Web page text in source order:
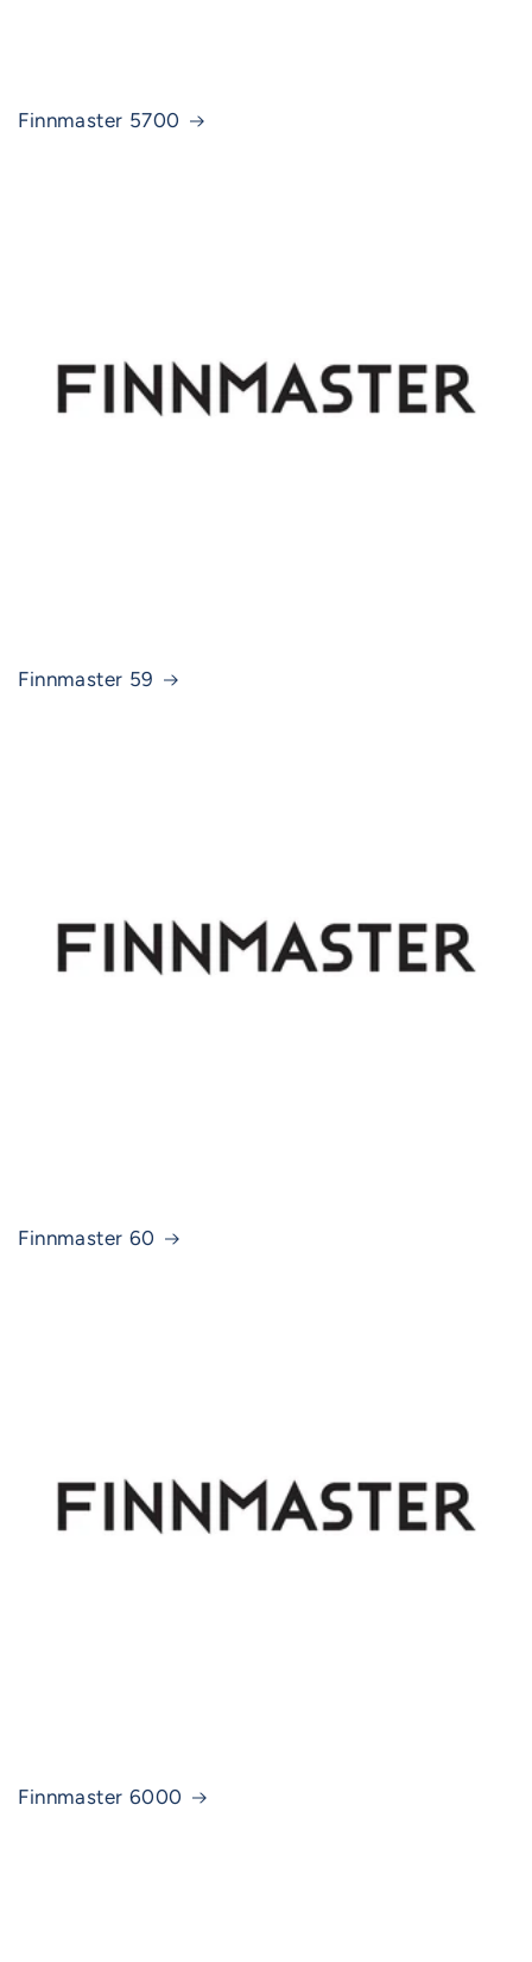
Finnmaster 5700
Finnmaster 59
Finnmaster 60
Finnmaster 6000